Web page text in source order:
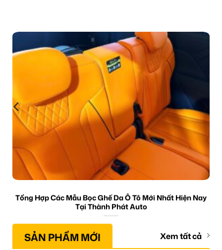
Tổng Hợp Các Mẫu Bọc Ghế Da Ô Tô Mới Nhất Hiện Nay
Tại Thành Phát Auto
SẢN PHẨM MỚI Xem tất cả